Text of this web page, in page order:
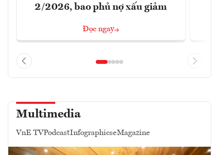
2/2026, bao phủ nợ xấu giảm
Đọc ngay
Multimedia
VnE TVPodcastInfographicseMagazine